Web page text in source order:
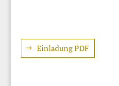
Einladung PDF